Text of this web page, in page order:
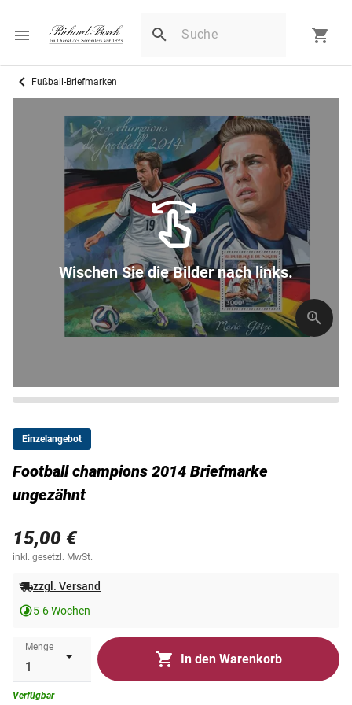
Fußball-Briefmarken
Wischen Sie die Bilder nach links.
Einzelangebot
Football champions 2014 Briefmarke
ungezähnt
15,00 €
inkl. gesetzl. MwSt.
zzgl. Versand
5-6 Wochen
Menge
In den Warenkorb
Verfügbar